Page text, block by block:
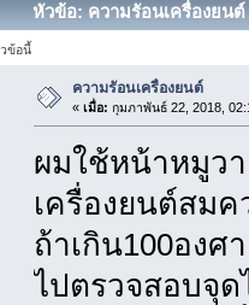
หัวข้อ: ความรัอนเครื่องยน
ข้อนี้
ความรัอนเครื่องยนต์
« เมื่อ: กุมภาพันธ์ 22, 2018,
ผมใช้หน้าหมูว
เครื่องยนต์สมค
ถ้าเกิน100อง
ไปตรวจสอบจุ